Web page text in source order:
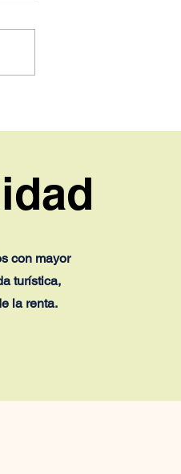
diplomático:
con mayor
turística,
la renta.